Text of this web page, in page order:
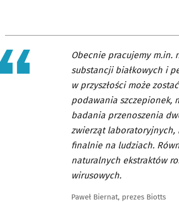
Obecnie pracujemy
substancji białkowych i
w przyszłości może
podawania szczepionek,
badania przenoszenia
zwierząt laboratoryjnych,
finalnie na ludziach.
naturalnych ekstraktów
wirusowych.
Paweł Biernat, prezes Biotts